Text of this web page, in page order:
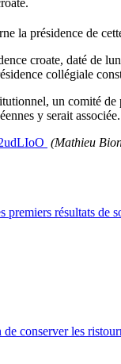
la présidence de
croate, daté de
collégiale
un comité de
y serait associée.
(Mathieu
premiers résultats de
conserver les